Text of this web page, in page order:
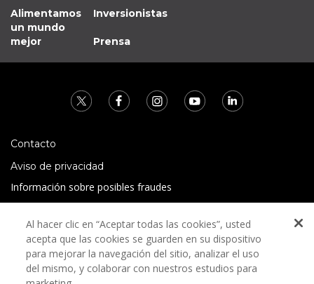
Alimentamos
un mundo
mejor
Inversionistas
Prensa
Contacto
Aviso de privacidad
Información sobre posibles fraudes
Términos y condiciones
Al hacer clic en “Aceptar todas las cookies”, usted
acepta que las cookies se guarden en su dispositivo
para mejorar la navegación del sitio, analizar el uso
del mismo, y colaborar con nuestros estudios para